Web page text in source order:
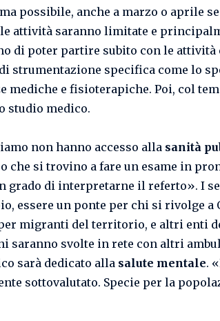
possibile, anche a marzo o aprile
attività saranno limitate e
di poter partire subito con le attività
strumentazione specifica come lo
mediche e fisioterapiche. Poi, col
studio medico.
non hanno accesso alla sanità
che si trovino a fare un esame in
grado di interpretarne il referto». I
essere un ponte per chi si rivolge a
migranti del territorio, e altri enti
saranno svolte in rete con altri
sarà dedicato alla salute mentale.
sottovalutato. Specie per la